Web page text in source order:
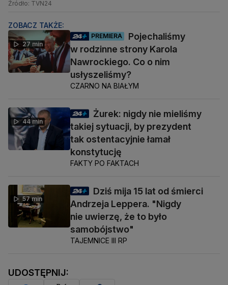
Źródło: TVN24
ZOBACZ TAKŻE:
27 min
PREMIERA
Pojechaliśmy
w rodzinne strony Karola
Nawrockiego. Co o nim
usłyszeliśmy?
CZARNO NA BIAŁYM
44 min
Żurek: nigdy nie mieliśmy
takiej sytuacji, by prezydent
tak ostentacyjnie łamał
konstytucję
FAKTY PO FAKTACH
57 min
Dziś mija 15 lat od śmierci
Andrzeja Leppera. "Nigdy
nie uwierzę, że to było
samobójstwo"
TAJEMNICE III RP
UDOSTĘPNIJ: